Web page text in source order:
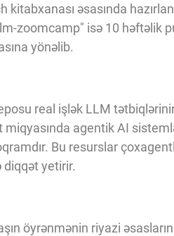
kitabxanası əsasında
zoomcamp" isə 10 həftəlik
yönəlib.
real işlək LLM
agentik AI
Bu resurslar
diqqət yetirir.
öyrənmənin riyazi